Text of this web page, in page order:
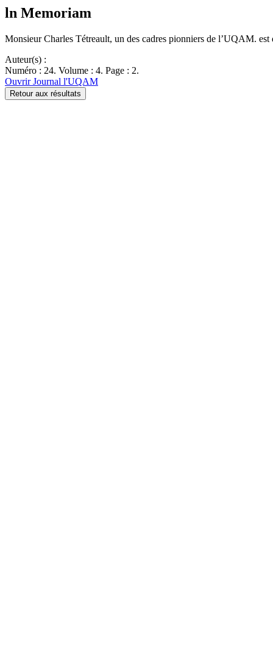
ln Memoriam
Monsieur Charles Tétreault, un des cadres pionniers de l’UQAM.
Auteur(s) :
Numéro : 24. Volume : 4. Page : 2.
Ouvrir Journal l'UQAM
Retour aux résultats